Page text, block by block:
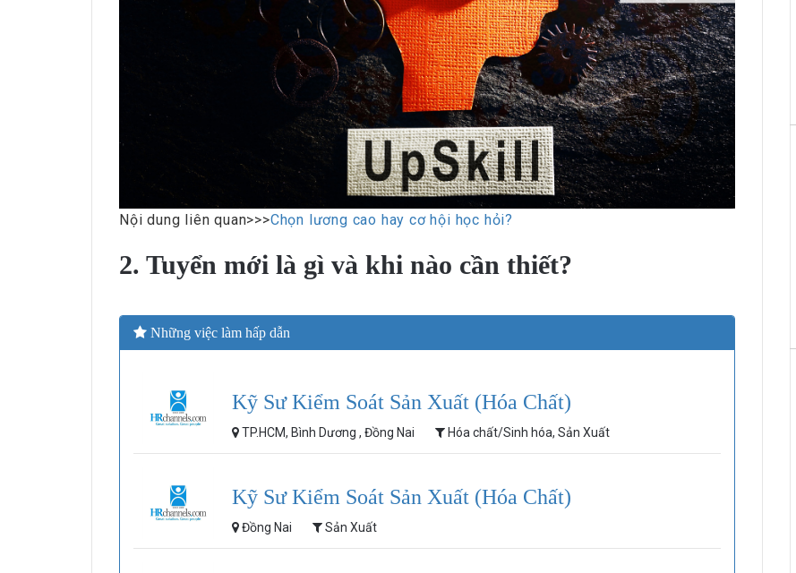
Nội dung liên quan>>>Chọn lương cao hay cơ hội học hỏi?
2. Tuyển mới là gì và khi nào cần thiết?
Những việc làm hấp dẫn
Kỹ Sư Kiểm Soát Sản Xuất (Hóa Chất)
TP.HCM, Bình Dương , Đồng Nai Hóa chất/Sinh hóa, Sản Xuất
Kỹ Sư Kiểm Soát Sản Xuất (Hóa Chất)
Đồng Nai Sản Xuất
HRchannels Group - Headhunter Vietnam
Merchandise Manager
HRchannels Group - Headhunter Vietnam
Quality Manager